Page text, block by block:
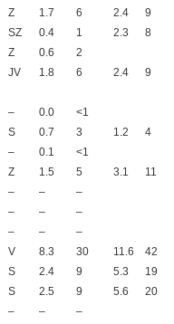
Z 1.7 6 2.4
9
SZ 0.4 1 2.3
8
Z 0.6
2
JV 1.8 6 2.4
9
– 0.0
<1
S 0.7 3 1.2
4
– 0.1
<1
Z 1.5 5 3.1
11
– –
–
– –
–
– –
–
V 8.3 30 11.6
42
S 2.4 9 5.3
19
S 2.5 9 5.6
20
– –
–